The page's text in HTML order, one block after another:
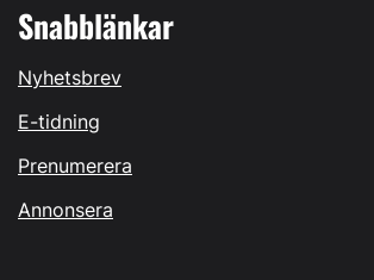
Snabblänkar
Nyhetsbrev
E-tidning
Prenumerera
Annonsera